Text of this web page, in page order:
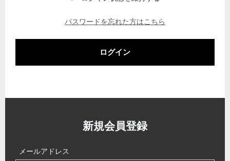
パスワードを忘れた方はこちら
ログイン
新規会員登録
メールアドレス